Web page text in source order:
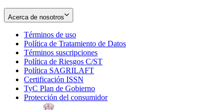
Acerca de nosotros
Términos de uso
in
new
window
Política de Tratamiento de Datos
Términos suscripciones
in
Política de Riesgos C/ST
Política SAGRILAFT
new
window
Certificación ISSN
in
new
TyC Plan de Gobierno
in
Protección del consumidorOpens